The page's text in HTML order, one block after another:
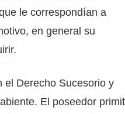
le correspondían a
en general su
el Derecho Sucesorio y
El poseedor